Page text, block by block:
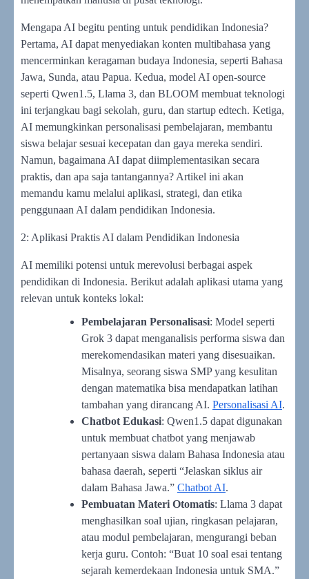
Mengapa AI begitu penting untuk pendidikan Indonesia?
Pertama, AI dapat menyediakan konten multibahasa yang
mencerminkan keragaman budaya Indonesia, seperti Bahasa
Jawa, Sunda, atau Papua. Kedua, model AI open-source
seperti Qwen1.5, Llama 3, dan BLOOM membuat teknologi
ini terjangkau bagi sekolah, guru, dan startup edtech. Ketiga,
AI memungkinkan personalisasi pembelajaran, membantu
siswa belajar sesuai kecepatan dan gaya mereka sendiri.
Namun, bagaimana AI dapat diimplementasikan secara
praktis, dan apa saja tantangannya? Artikel ini akan
memandu kamu melalui aplikasi, strategi, dan etika
penggunaan AI dalam pendidikan Indonesia.
2: Aplikasi Praktis AI dalam Pendidikan Indonesia
AI memiliki potensi untuk merevolusi berbagai aspek
pendidikan di Indonesia. Berikut adalah aplikasi utama yang
relevan untuk konteks lokal:
Pembelajaran Personalisasi: Model seperti
Grok 3 dapat menganalisis performa siswa dan
merekomendasikan materi yang disesuaikan.
Misalnya, seorang siswa SMP yang kesulitan
dengan matematika bisa mendapatkan latihan
tambahan yang dirancang AI. Personalisasi AI.
Chatbot Edukasi: Qwen1.5 dapat digunakan
untuk membuat chatbot yang menjawab
pertanyaan siswa dalam Bahasa Indonesia atau
bahasa daerah, seperti “Jelaskan siklus air
dalam Bahasa Jawa.” Chatbot AI.
Pembuatan Materi Otomatis: Llama 3 dapat
menghasilkan soal ujian, ringkasan pelajaran,
atau modul pembelajaran, mengurangi beban
kerja guru. Contoh: “Buat 10 soal esai tentang
sejarah kemerdekaan Indonesia untuk SMA.”